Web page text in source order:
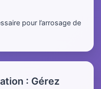
pour l’arrosage de
: Gérez